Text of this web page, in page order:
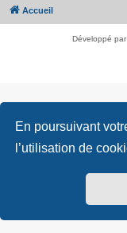
En poursuivant
l’utilisation de
Accueil
Développé par